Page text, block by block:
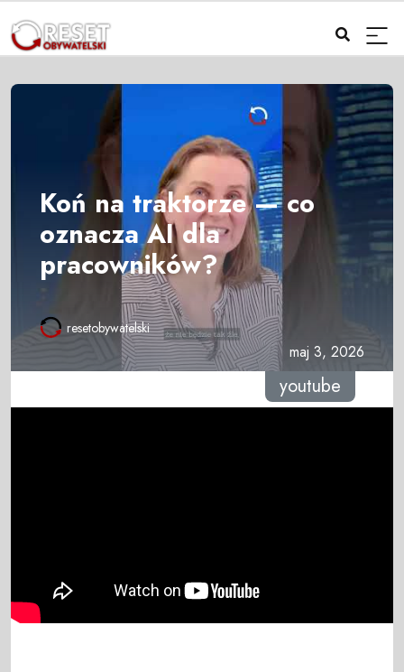
Koń na traktorze — co
oznacza AI dla
pracowników?
resetobywatelski
maj 3, 2026
youtube